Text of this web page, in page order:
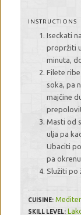
INSTRUCTIONS
Iseckati
propržiti
minuta,
Filete
soka, pa
majčine
Masti od
ulja pa
Ubaciti
pa
Služiti po
CUISINE:
SKILL LEVEL: